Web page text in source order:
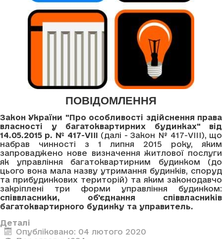
ПОВІДОМЛЕННЯ
Закон України "Про особливості здійснення права
власності у багатоквартирних будинках" від
14.05.2015 р. № 417-VIII (далі - Закон № 417-VIII), що
набрав чинності з 1 липня 2015 року, яким
запроваджено нове визначення житлової послуги
як управління багатоквартирним будинком (до
цього вона мала назву утримання будинків, споруд
та прибудинкових територій) та яким законодавчо
закріплені три форми управління будинком:
співвласники, об'єднання співвласників
багатоквартирного будинку та управитель.
Деталі
Опубліковано: 04 лютого 2020